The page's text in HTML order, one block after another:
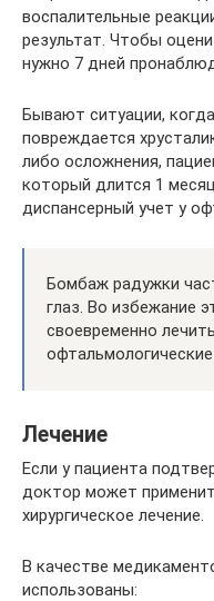
воспалительные
результат. Чтобы
нужно 7 дней
Бывают ситуации,
повреждается
либо осложнения,
который длится 1
диспансерный учет у
Бомбаж радужки
глаз. Во избежание
своевременно
Лечение
Если у пациента
доктор может
хирургическое лечение.
В качестве
использованы: